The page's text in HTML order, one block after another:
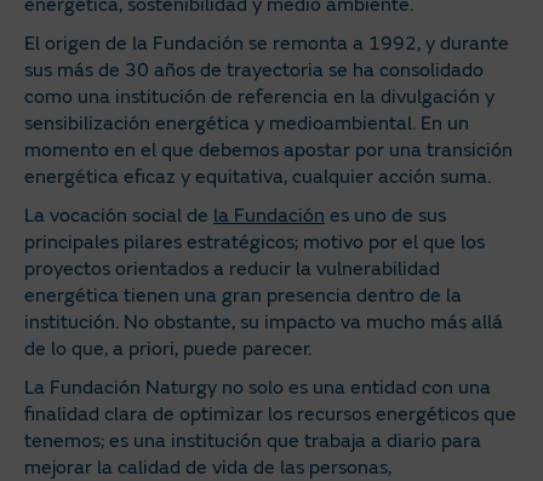
energética, sostenibilidad y medio ambiente.
El origen de la Fundación se remonta a 1992, y durante
sus más de 30 años de trayectoria se ha consolidado
como una institución de referencia en la divulgación y
sensibilización energética y medioambiental. En un
momento en el que debemos apostar por una transición
energética eficaz y equitativa, cualquier acción suma.
La vocación social de la Fundación es uno de sus
principales pilares estratégicos; motivo por el que los
proyectos orientados a reducir la vulnerabilidad
energética tienen una gran presencia dentro de la
institución. No obstante, su impacto va mucho más allá
de lo que, a priori, puede parecer.
La Fundación Naturgy no solo es una entidad con una
finalidad clara de optimizar los recursos energéticos que
tenemos; es una institución que trabaja a diario para
mejorar la calidad de vida de las personas,